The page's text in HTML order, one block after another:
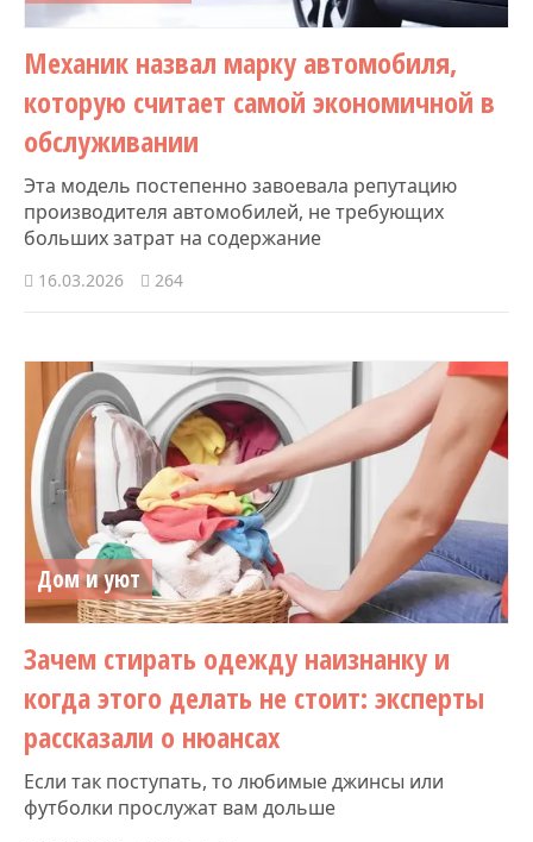
Механик назвал марку автомобиля,
которую считает самой экономичной в
обслуживании
Эта модель постепенно завоевала репутацию
производителя автомобилей, не требующих
больших затрат на содержание
16.03.2026 264
Дом и уют
Зачем стирать одежду наизнанку и
когда этого делать не стоит: эксперты
рассказали о нюансах
Если так поступать, то любимые джинсы или
футболки прослужат вам дольше